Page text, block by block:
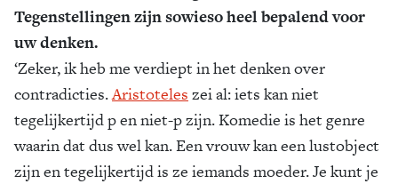
Tegenstellingen zijn sowieso heel bepalend voor
uw denken.
‘Zeker, ik heb me verdiept in het denken over
contradicties.Aristoteles zei al: iets kan niet
tegelijkertijd p en niet-p zijn. Komedie is het genre
waarin dat dus wel kan. Een vrouw kan een lustobject
zijn en tegelijkertijd is ze iemands moeder. Je kunt je